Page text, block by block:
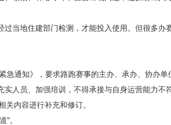
当地住建部门检测，才能投入使用。但很多办
通知》，要求路跑赛事的主办、承办、协办单
人员、加强培训，不得承接与自身运营能力不
内容进行补充和修订。
。